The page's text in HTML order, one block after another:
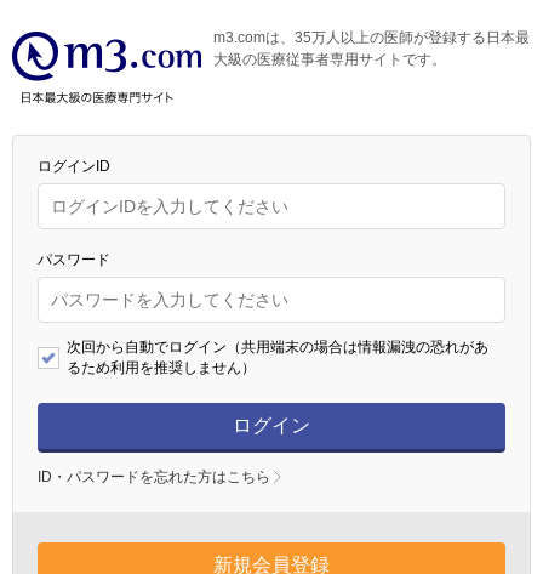
m3.comは、35万人以上の医師が登録する日本最
大級の医療従事者専用サイトです。
ログインID
パスワード
次回から自動でログイン（共用端末の場合は情報漏洩の恐れがあ
るため利用を推奨しません）
ログイン
ID・パスワードを忘れた方はこちら
新規会員登録